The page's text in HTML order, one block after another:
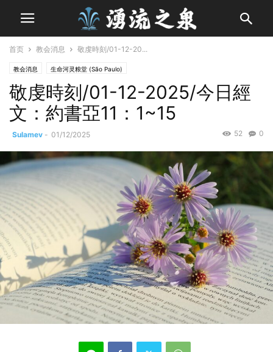
首页 教会消息 敬虔時刻/01-12-20...
教会消息 生命河灵粮堂 (São Paulo)
敬虔時刻/01-12-2025/今日經
文：約書亞11：1~15
Sulamev - 01/12/2025 0
52